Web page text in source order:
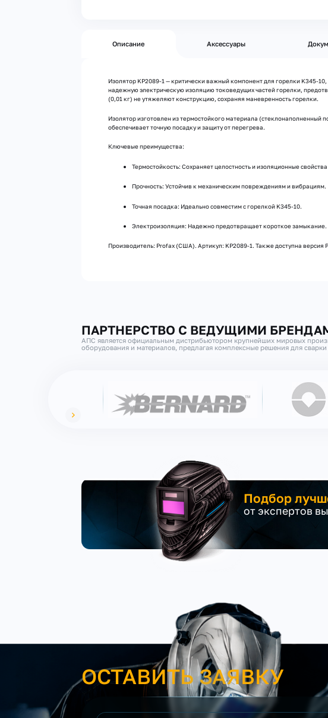
Описание Аксессуары
Изолятор KP2089-1 — критически важный компонент для горелки K345-
надежную электрическую изоляцию токоведущих частей горелки,
(0,01 кг) не утяжеляют конструкцию, сохраняя маневренность горелки.
Изолятор изготовлен из термостойкого материала
обеспечивает точную посадку и защиту от перегрева.
Ключевые преимущества:
Термостойкость: Сохраняет целостность и изоляционные
Прочность: Устойчив к механическим повреждениям и вибрациям.
Точная посадка: Идеально совместим с горелкой K345-10.
Электроизоляция: Надежно предотвращает короткое замыкание.
Производитель: Profax (США). Артикул: KP2089-1. Также доступна версия
ПАРТНЕРСТВО С ВЕДУЩИМИ
АПС является официальным дистрибьютором крупнейших мировых
оборудования и материалов, предлагая комплексные решения для
Подбор
от экспертов
ОСТАВИТЬ ЗАЯВКУ